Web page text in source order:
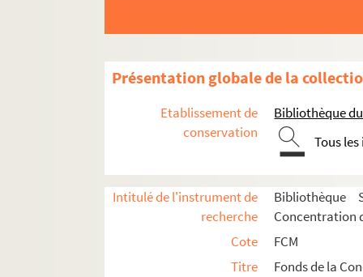
Présentation globale de la
Etablissement de
conservation
Bibliothèque
Tous
Intitulé de l'instrument de
recherche
Bibliothèque
Concentration
Cote
FCM
Titre
Fonds de la
Brunon & Rothe
Carassale, J. & fils
La Concorde